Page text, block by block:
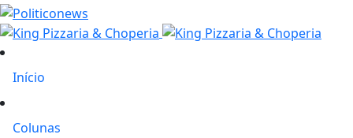
Início
Colunas